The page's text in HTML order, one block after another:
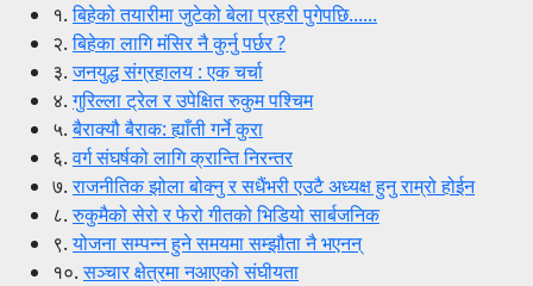
१.बिहेको तयारीमा जुटेको बेला प्रहरी पुगेपछि......
२.बिहेका लागि मंसिर नै कुर्नु पर्छर ?
३.जनयुद्ध संग्रहालय : एक चर्चा
४.गुरिल्ला ट्रेल र उपेक्षित रुकुम पश्चिम
५.बैराक्यौ बैराक: ह्याँती गर्ने कुरा
६.वर्ग संघर्षको लागि क्रान्ति निरन्तर
७.राजनीतिक झोला बोक्नु र सधैंभरी एउटै अध्यक्ष हुनु राम्रो होईन
८.रुकुमैको सेरो र फेरो गीतको भिडियो सार्बजनिक
९.योजना सम्पन्न हुने समयमा सम्झौता नै भएनन्
१०.सञ्चार क्षेत्रमा नआएको संघीयता